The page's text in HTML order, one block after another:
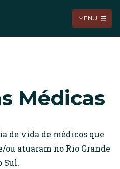
MENU
Médicas
de vida de médicos que
ou atuaram no Rio Grande
Sul.